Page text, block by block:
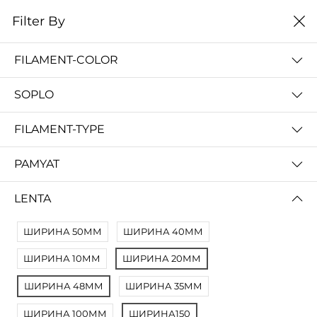
0
No Results
Not Found Filters1
Not Found Filters2
Filter By
FILAMENT-COLOR
SOPLO
FILAMENT-TYPE
PAMYAT
LENTA
ШИРИНА 50ММ ШИРИНА 40ММ
ШИРИНА 10ММ ШИРИНА 20ММ
ШИРИНА 48ММ ШИРИНА 35ММ
ШИРИНА 100ММ ШИРИНА150